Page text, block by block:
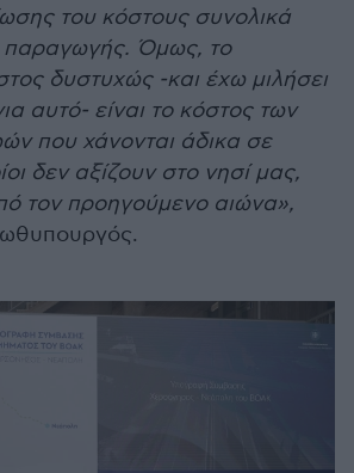
του κόστους συνολικά
παραγωγής. Όμως, το
δυστυχώς -και έχω μιλήσει
αυτό- είναι το κόστος των
που χάνονται άδικα σε
δεν αξίζουν στο νησί μας,
τον προηγούμενο αιώνα»,